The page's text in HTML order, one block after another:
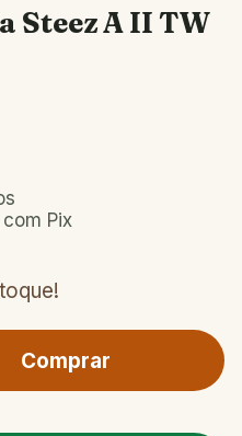
Steez A II TW
Pix